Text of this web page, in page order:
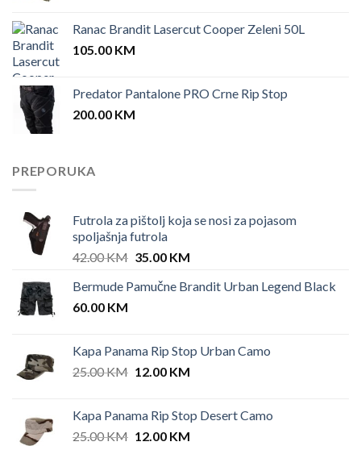
Ranac Brandit Lasercut Cooper Zeleni 50L
105.00 KM
Predator Pantalone PRO Crne Rip Stop
200.00 KM
PREPORUKA
Futrola za pištolj koja se nosi za pojasom
spoljašnja futrola
42.00KM Original
was:
35.00 KMCurrent
is:
Bermude Pamučne Brandit Urban Legend Black
60.00 KM
Kapa Panama Rip Stop Urban Camo
25.00KM Original
25.00 KM.
12.00 KMCurrent
12.00 KM.
Kapa Panama Rip Stop Desert Camo
25.00KM Original
12.00 KMCurrent